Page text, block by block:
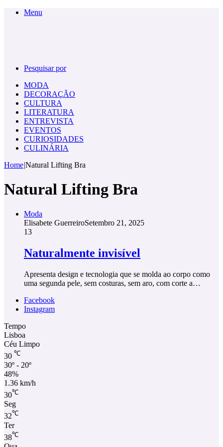
Menu
Pesquisar por
MODA
DECORAÇÃO
CULTURA
LITERATURA
ENTREVISTA
EVENTOS
CURIOSIDADES
CULINÁRIA
Home|Natural Lifting Bra
Natural Lifting Bra
Moda
Elisabete GuerreiroSetembro 21, 2025
13
Naturalmente invisível
Apresenta design e tecnologia que se molda ao corpo como
uma segunda pele, sem costuras, sem aro, com corte a…
Facebook
Instagram
Tempo
Lisboa
Céu Limpo
30 ℃
30º - 20º
48%
1.36 km/h
30℃
Seg
32℃
Ter
38℃